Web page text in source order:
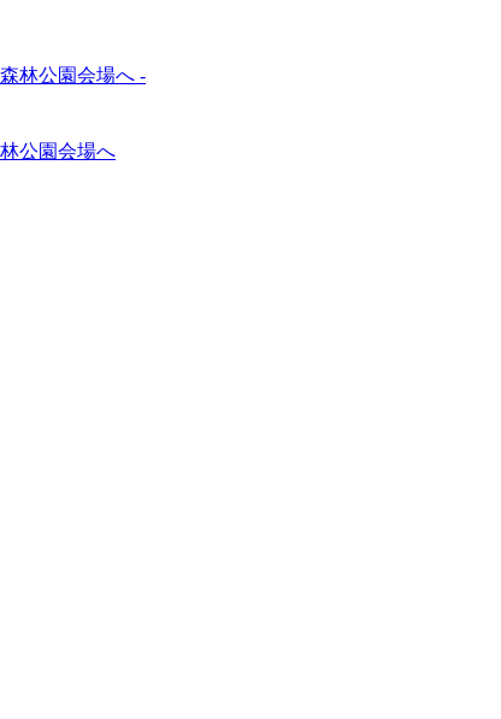
公園会場へ